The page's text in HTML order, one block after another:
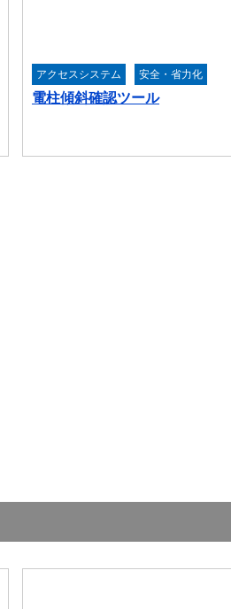
アクセスシステム 安全・省力化
電柱傾斜確認ツール